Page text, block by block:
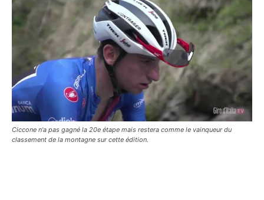
Ciccone n'a pas gagné la 20e étape mais restera comme le vainqueur du
classement de la montagne sur cette édition.